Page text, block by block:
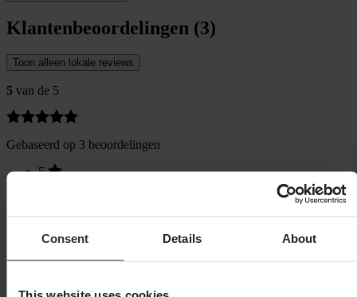
Consent Details About
This website uses cookies
Klantenbeoordelingen (3)
Toon alleen lokale reviews
5 van de 5
Gebaseerd op 3 beoordelingen
5
0
2